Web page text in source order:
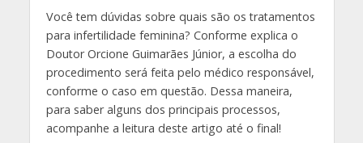
Você tem dúvidas sobre quais são os tratamentos
para infertilidade feminina? Conforme explica o
Doutor Orcione Guimarães Júnior, a escolha do
procedimento será feita pelo médico responsável,
conforme o caso em questão. Dessa maneira,
para saber alguns dos principais processos,
acompanhe a leitura deste artigo até o final!